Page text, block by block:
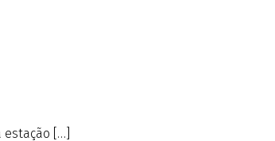
[…]